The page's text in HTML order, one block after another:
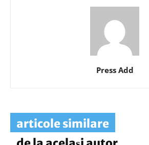
Press Add
articole similare